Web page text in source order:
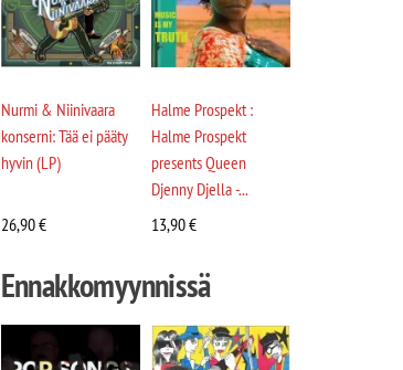
Nurmi & Niinivaara
konserni: Tää ei pääty
hyvin (LP)
26,90€
Halme Prospekt :
Halme Prospekt
presents Queen
Djenny Djella -...
13,90€
Ennakkomyynnissä